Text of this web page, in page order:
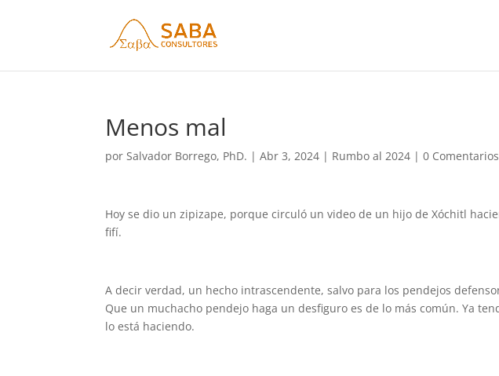
Menos mal
porSalvador Borrego, PhD. |Abr 3, 2024 | Rumbo al 2024 |0 Comentarios
Hoy se dio un zipizape, porque circuló un video de un hijo de Xóchitl
fifí.
A decir verdad, un hecho intrascendente, salvo para los pendejos
Que un muchacho pendejo haga un desfiguro es de lo más común. Ya
lo está haciendo.